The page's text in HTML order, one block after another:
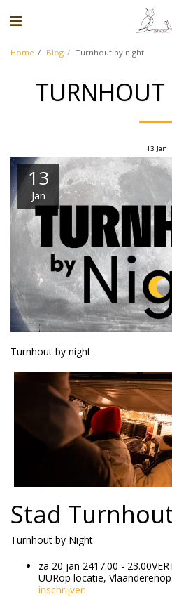
Home Blog Turnhout by night
13 Jan
13
Jan
Turnhout by night
Stad
Turnhout by Night
za 20 jan 2417.00 -
UURop locatie,
inschrijven